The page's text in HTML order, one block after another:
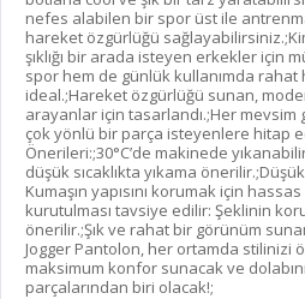
nefes alabilen bir spor üst ile
hareket özgürlüğü
şıklığı bir arada isteyen erkekler için
spor hem de günlük kullanımda
ideal.;Hareket özgürlüğü sunan,
arayanlar için tasarlandı.;Her mevsim
çok yönlü bir parça isteyenlere hitap
Önerileri:;30°C’de makinede
düşük sıcaklıkta yıkama
Kumaşın yapısını korumak için
kurutulması tavsiye edilir: Şeklinin
önerilir.;Şık ve rahat bir görünüm
Jogger Pantolon, her ortamda stilinizi
maksimum konfor sunacak ve
parçalarından biri olacak!;